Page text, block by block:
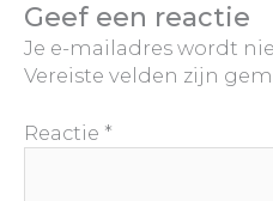
Geef een reactie
Je e-mailadres wordt
Vereiste velden zijn
Reactie *